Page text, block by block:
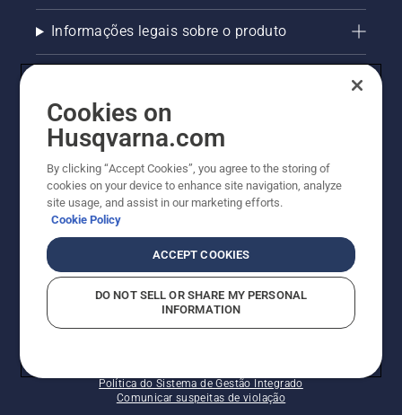
Informações legais sobre o produto
Outros sites Husqvarna
Trabalhe Conosco
Política do Sistema de Gestão Integrado
Comunicar suspeitas de violação
Cookies on
Husqvarna.com
By clicking “Accept Cookies”, you agree to the storing of
cookies on your device to enhance site navigation, analyze
site usage, and assist in our marketing efforts.
Cookie Policy
ACCEPT COOKIES
DO NOT SELL OR SHARE MY PERSONAL
INFORMATION